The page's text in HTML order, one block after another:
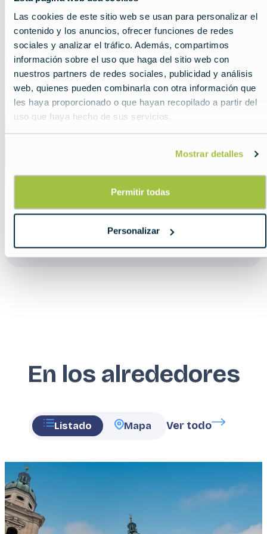
Las cookies de este sitio web se usan para personalizar el
contenido y los anuncios, ofrecer funciones de redes
sociales y analizar el tráfico. Además, compartimos
información sobre el uso que haga del sitio web con
nuestros partners de redes sociales, publicidad y análisis
web, quienes pueden combinarla con otra información que
les haya proporcionado o que hayan recopilado a partir del
uso que haya hecho de sus servicios.
Mostrar detalles
Permitir todas
Personalizar
En los alrededores
Listado Mapa Ver todo
Featured
image